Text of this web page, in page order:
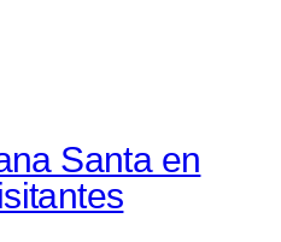
Santa en